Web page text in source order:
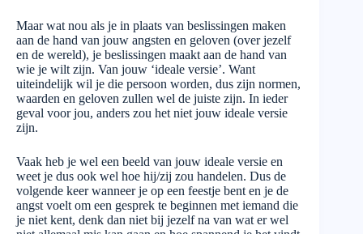
Maar wat nou als je in plaats van beslissingen maken
aan de hand van jouw angsten en geloven (over jezelf
en de wereld), je beslissingen maakt aan de hand van
wie je wilt zijn. Van jouw ‘ideale versie’. Want
uiteindelijk wil je die persoon worden, dus zijn normen,
waarden en geloven zullen wel de juiste zijn. In ieder
geval voor jou, anders zou het niet jouw ideale versie
zijn.
Vaak heb je wel een beeld van jouw ideale versie en
weet je dus ook wel hoe hij/zij zou handelen. Dus de
volgende keer wanneer je op een feestje bent en je de
angst voelt om een gesprek te beginnen met iemand die
je niet kent, denk dan niet bij jezelf na van wat er wel